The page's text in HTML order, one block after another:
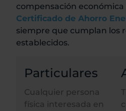
compensación
Certificado de Ahorro
siempre que cumplan los
establecidos.
Particulares
Cualquier persona
física interesada en